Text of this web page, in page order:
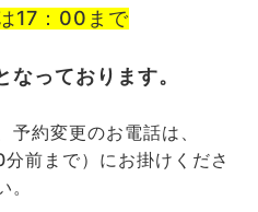
17：00まで
なっております。
予約変更のお電話は、
前まで）にお掛けくださ
。